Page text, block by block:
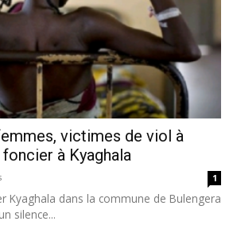
victimes de viol à
à Kyaghala
1
Kyaghala dans la commune de Bulengera
silence...